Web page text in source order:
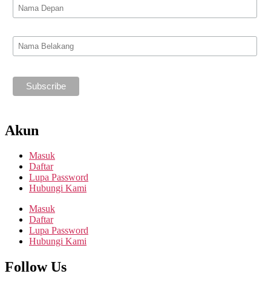
Akun
Masuk
Daftar
Lupa Password
Hubungi Kami
Masuk
Daftar
Lupa Password
Hubungi Kami
Follow Us